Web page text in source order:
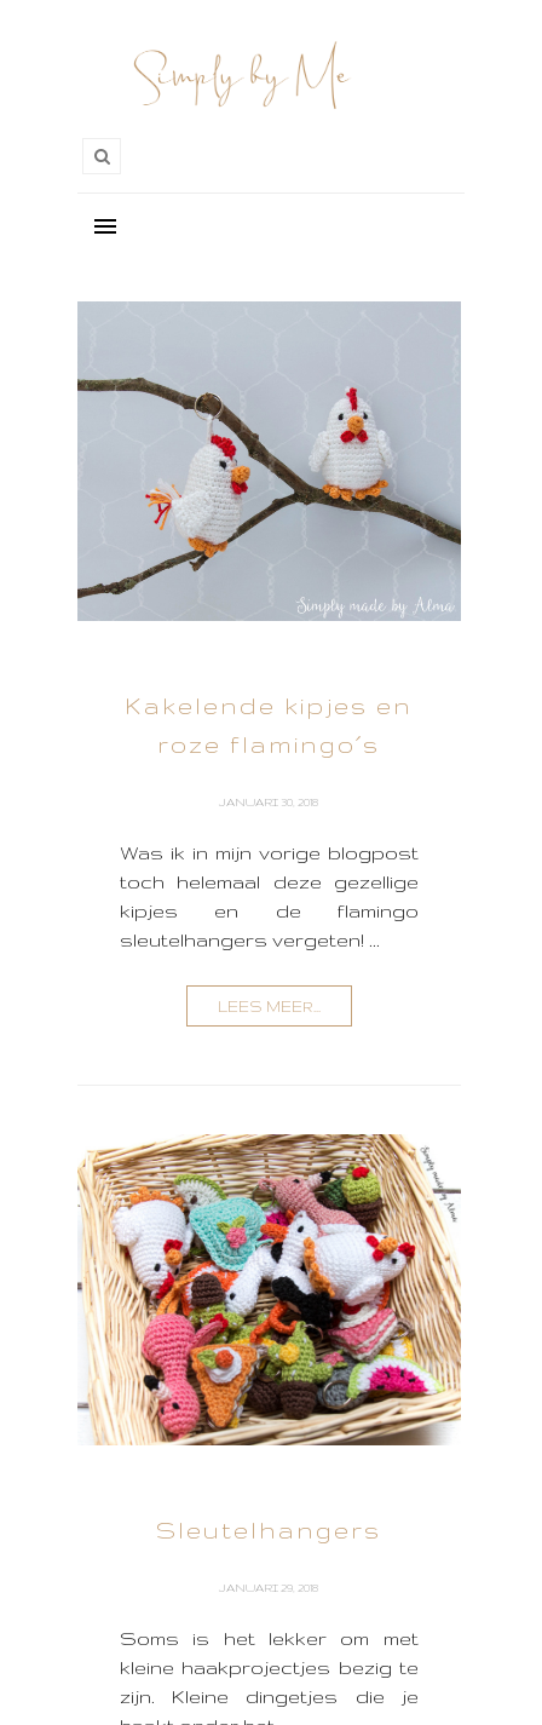
Kakelende kipjes en
roze flamingo´s
JANUARI 30, 2018
Was ik in mijn vorige blogpost
toch helemaal deze gezellige
kipjes en de flamingo
sleutelhangers vergeten! ...
LEES MEER...
Sleutelhangers
JANUARI 29, 2018
Soms is het lekker om met
kleine haakprojectjes bezig te
zijn. Kleine dingetjes die je